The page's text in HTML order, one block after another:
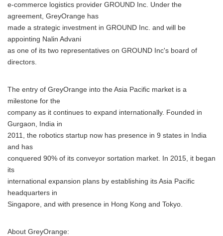
e-commerce logistics provider GROUND Inc. Under the
agreement, GreyOrange has
made a strategic investment in GROUND Inc. and will be
appointing Nalin Advani
as one of its two representatives on GROUND Inc's board of
directors.
The entry of GreyOrange into the Asia Pacific market is a
milestone for the
company as it continues to expand internationally. Founded in
Gurgaon, India in
2011, the robotics startup now has presence in 9 states in India
and has
conquered 90% of its conveyor sortation market. In 2015, it began
its
international expansion plans by establishing its Asia Pacific
headquarters in
Singapore, and with presence in Hong Kong and Tokyo.
About GreyOrange: